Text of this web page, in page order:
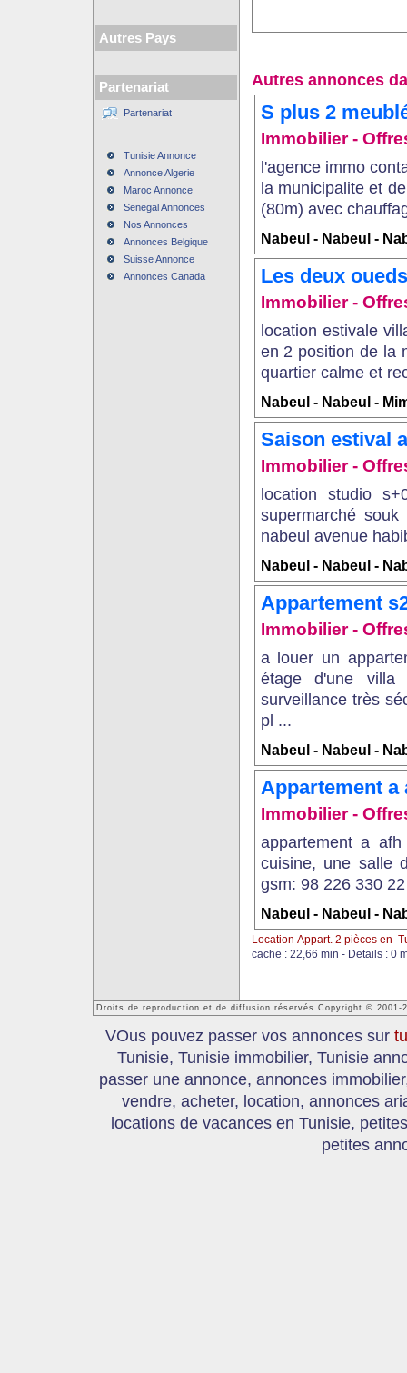
Autres Pays
Partenariat
Partenariat
Tunisie Annonce
Annonce Algerie
Maroc Annonce
Senegal Annonces
Nos Annonces
Annonces Belgique
Suisse Annonce
Annonces Canada
Autres annonces
S plus 2
Immobilier -
l'agence immo
la municipalite et
(80m) avec
Nabeul - Nabeul -
Les deux oueds
Immobilier -
location estivale
en 2 position de la
quartier calme et
Nabeul - Nabeul -
Saison estival
Immobilier -
location studio
supermarché
nabeul avenue
Nabeul - Nabeul -
Appartement
Immobilier -
a louer un
étage d'une villa
surveillance très
pl ...
Nabeul - Nabeul -
Appartement a
Immobilier -
appartement a
cuisine, une salle
gsm: 98 226 330
Nabeul - Nabeul -
Location Appart. 2 pièces en
cache : 22,66 min - Details : 0
Droits de reproduction et de diffusion réservés Copyright © 2001-
VOus pouvez passer vos annonces sur
Tunisie, Tunisie immobilier, Tunisie
passer une annonce, annonces
vendre, acheter, location, annonces
locations de vacances en Tunisie,
petites